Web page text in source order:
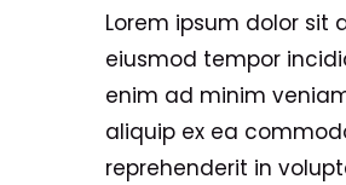
Lorem ipsum dolor sit
eiusmod tempor
enim ad minim
aliquip ex ea
reprehenderit in